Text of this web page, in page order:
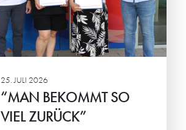
25. JULI 2026
“MAN BEKOMMT SO
VIEL ZURÜCK”